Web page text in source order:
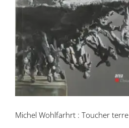
Michel Wohlfarhrt : Toucher terre